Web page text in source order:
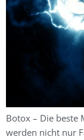
Botox – Die beste
werden nicht nur